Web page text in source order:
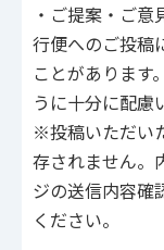
・ご提案・ご
行便へのご投稿
ことがあります
うに十分に配慮
※投稿いただい
存されません。
ジの送信内容確
ください。